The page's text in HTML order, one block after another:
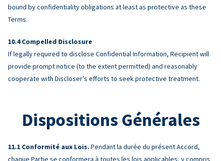
bound by confidentiality obligations at least as protective as these
Terms.
Compelled Disclosure
If legally required to disclose Confidential Information, Recipient will
provide prompt notice (to the extent permitted) and reasonably
cooperate with Discloser’s efforts to seek protective treatment.
Dispositions Générales
Conformité aux Lois. Pendant la durée du présent Accord,
chaque Partie se conformera à toutes les lois applicables, y compris